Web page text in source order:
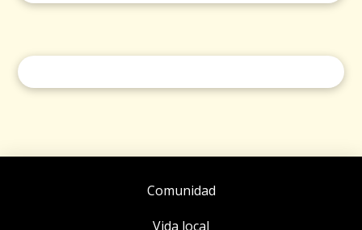
Comunidad
Vida local